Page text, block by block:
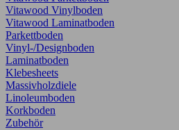
Vitawood Vinylboden
Vitawood Laminatboden
Parkettboden
Vinyl-/Designboden
Laminatboden
Klebesheets
Massivholzdiele
Linoleumboden
Korkboden
Zubehör